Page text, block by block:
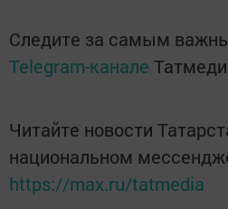
Следите за самым
Telegram-канале
Читайте новости
национальном
https://max.ru/tatmedia